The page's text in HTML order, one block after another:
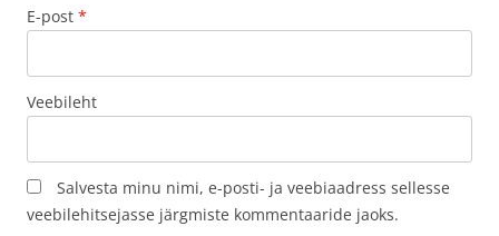
E-post *
Veebileht
Salvesta minu nimi, e-posti- ja veebiaadress sellesse
veebilehitsejasse järgmiste kommentaaride jaoks.